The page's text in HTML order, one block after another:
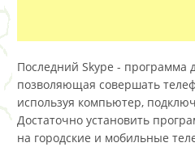
Последний Skype - программа
позволяющая совершать
используя компьютер,
Достаточно установить
на городские и мобильные